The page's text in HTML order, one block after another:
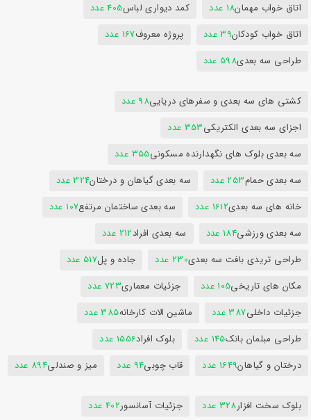
اتاق خواب مهمان18 عدد کمد دیواری لباس405 عدد
اتاق خواب کودکان39 عدد پروژه معروف167 عدد
طراحی سه بعدی598 عدد
کشتی های سه بعدی و سفرهای دریایی98 عدد
اجزای سه بعدی الکتریکی353 عدد
سه بعدی بلوک های نگهدارنده مسکونی355 عدد
سه بعدی حمام253 عدد سه بعدی گیاهان و درختان324 عدد
خانه های سه بعدی1612 عدد سه بعدی ساختمان مرتفع107 عدد
سه بعدی ورزشی184 عدد سه بعدی افراد212 عدد
طراحی تریدی بافت سه بعدی230 عدد جاده و پل517 عدد
مکان های تاریخی105 عدد جزئیات معماری723 عدد
جزئیات داخلی387 عدد ماشین الات کارخانه385 عدد
طراحی مبلمان بانک145 عدد بلوک افراد1556 عدد
درختان و گیاهان1649 عدد قاب چوبی94 عدد میز و صندلی894 عدد
بلوک سخت افزار328 عدد جزئیات آسانسور402 عدد